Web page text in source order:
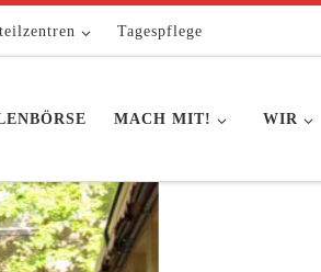
Tagespflege
MACH MIT! WIR